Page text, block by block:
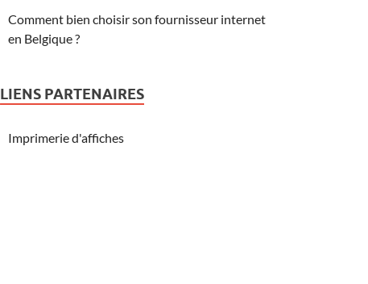
Comment bien choisir son fournisseur internet
en Belgique ?
LIENS PARTENAIRES
Imprimerie d'affiches